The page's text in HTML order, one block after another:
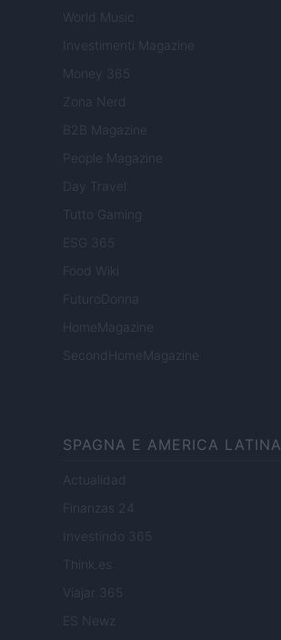
World Music
Investimenti Magazine
Money 365
Zona Nerd
B2B Magazine
People Magazine
Day Travel
Tutto Gaming
ESG 365
Food Wiki
FuturoDonna
HomeMagazine
SecondHomeMagazine
SPAGNA E AMERICA LATINA
Actualidad
Finanzas 24
Investindo 365
Think.es
Viajar 365
ES Newz